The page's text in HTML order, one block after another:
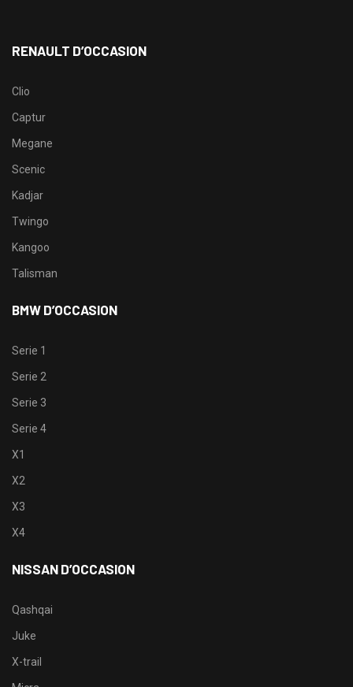
RENAULT D’OCCASION
Clio
Captur
Megane
Scenic
Kadjar
Twingo
Kangoo
Talisman
BMW D’OCCASION
Serie 1
Serie 2
Serie 3
Serie 4
X1
X2
X3
X4
NISSAN D’OCCASION
Qashqai
Juke
X-trail